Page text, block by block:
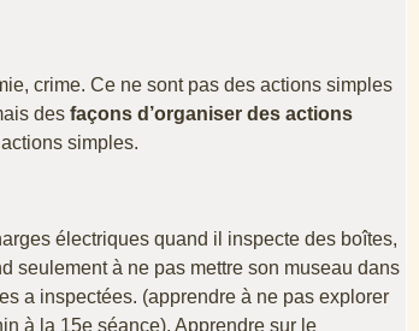
crime. Ce ne sont pas des actions simples
des façons d’organiser des actions
simples.
électriques quand il inspecte des boîtes,
seulement à ne pas mettre son museau dans
a inspectées. (apprendre à ne pas explorer
à la 15e séance). Apprendre sur le